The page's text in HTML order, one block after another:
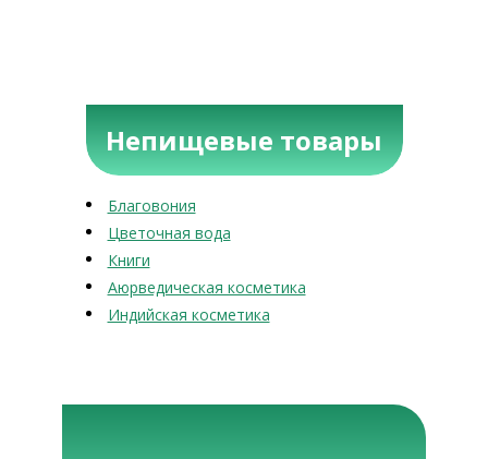
Непищевые товары
Благовония
Цветочная вода
Книги
Аюрведическая косметика
Индийская косметика